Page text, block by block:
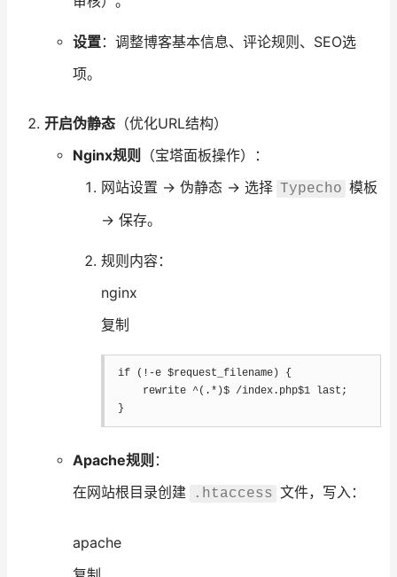
设置：调整博客基本信息、评论规则、SEO选
项。
开启伪静态（优化URL结构）
Nginx规则
（宝塔面板操作）：
网站设置 → 伪静态 → 选择 Typecho 模板
→ 保存。
规则内容：
nginx
复制
if (!-e $request_filename)
{
rewrite ^(.*)$ /index.php$1 last ;
}
Apache规则 ：
在网站根目录创建
.htaccess 文件，写入：
apache